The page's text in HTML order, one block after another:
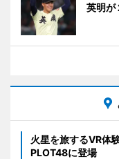
英明
火星を旅するVR体
PLOT48に登場